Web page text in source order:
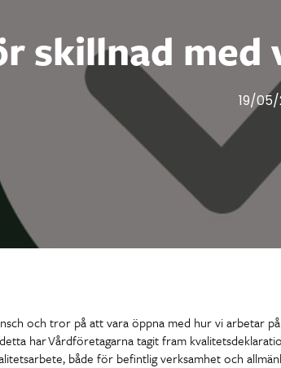
skillnad
19/
och tror på att vara öppna med hur vi arbetar
har Vårdföretagarna tagit fram
både för befintlig verksamhet och